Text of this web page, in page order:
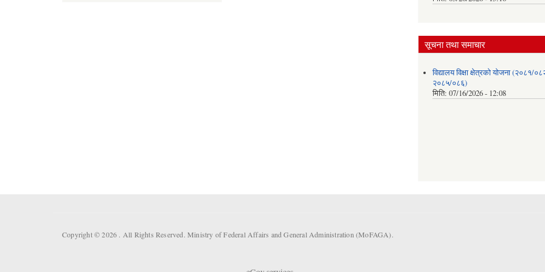
सूचना तथा समाचार
विद्यालय विक्षा क्षेत्रको योजना (२०८१/
२०८५/०८६)
मिति: 07/16/2026 - 12:08
Copyright © 2026 . All Rights Reserved. Ministry of Federal Affairs and General Administration (MoFAGA).